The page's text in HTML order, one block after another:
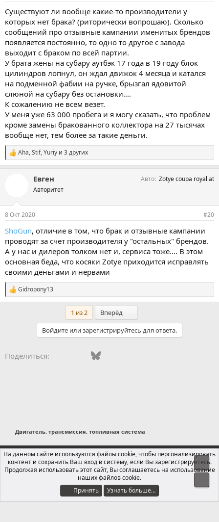
Существуют ли вообще какие-то производители у
которых нет брака? (риторически вопрошаю). Сколько
сообщений про отзывные кампании именитых брендов
появляется постоянно, то одно то другое с завода
выходит с браком по всей партии.
У брата жены на субару аутбэк 17 года в 19 году блок
цилиндров лопнул, он ждал движок 4 месяца и катался
на подменной фабии на ручке, брызгал ядовитой
слюной на субару без остановки....
К сожалению не всем везет.
У меня уже 63 000 пробега и я могу сказать, что проблем
кроме замены бракованного коллектора на 27 тысячах
вообще нет, тем более за такие деньги.
С
и
Aha,Stif,Yuriy и 3 других
Евген
Авторитет
Авто Zotye coupa royal at
8 Окт 2020 #20
ShoGun, отличие в том, что брак и отзывные кампании
проводят за счет производителя у "остальных" брендов.
А у нас и дилеров толком нет и, сервиса тоже.... В этом
основная беда, что косяки Zotye приходится исправлять
своими деньгами и нервами
С
и
:
Gidropony13
1 из 2 Вперёд
Войдите или зарегистрируйтесь для ответа.
Поделиться: Vkontakte
FacebookBluesky
Двигатель, трансмиссия, топливная система
Russian (RU)
Обратная связь
Условия и правила
Политика конфиденциальности
Помощь
Локализация от xenForo.Info®
На данном сайте используются файлы cookie, чтобы персонализировать
контент и сохранить Ваш вход в систему, если Вы зарегистрируетесь.
Продолжая использовать этот сайт, Вы соглашаетесь на использование
наших файлов cookie.
Принять
Узнать больше…